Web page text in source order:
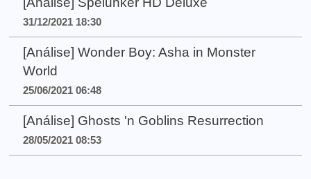
31/12/2021 18:30
[Análise] Wonder Boy: Asha in Monster
World
25/06/2021 06:48
[Análise] Ghosts 'n Goblins Resurrection
28/05/2021 08:53